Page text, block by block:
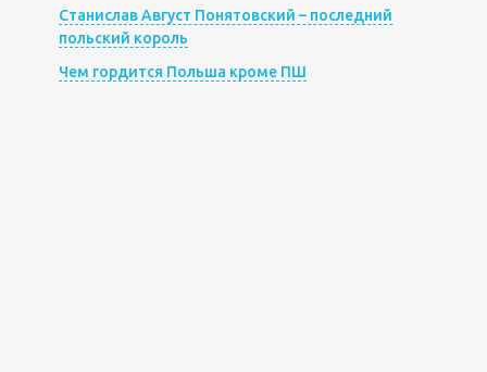
Станислав Август Понятовский – последний
польский король
Чем гордится Польша кроме ПШ